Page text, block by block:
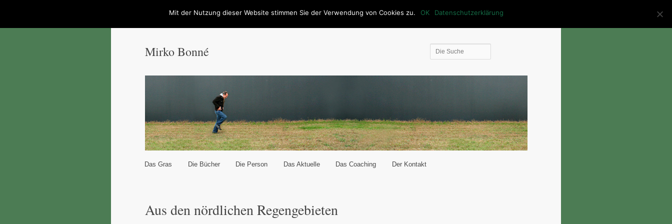
Mirko Bonné
Zum Inhalt wechseln
Zum sekundären Inhalt wechseln
Das Gras Die Bücher Die Person Das Aktuelle Das Coaching Der Kontakt
Aus den nördlichen Regengebieten
Mit der Nutzung dieser Website stimmen Sie der Verwendung von Cookies zu. OK Datenschutzerklärung